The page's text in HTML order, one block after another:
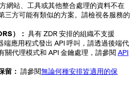
網站、工具或其他整合處理的資料不在
三方可能有類似的方案。請檢視各服務的
）： 具有 ZDR 安排的組織不支援
端應用程式發出 API 呼叫，請透過後端代
關代理模式和 API 金鑰處理，請參閱API
留： 請參閱無論何種安排皆適用的保